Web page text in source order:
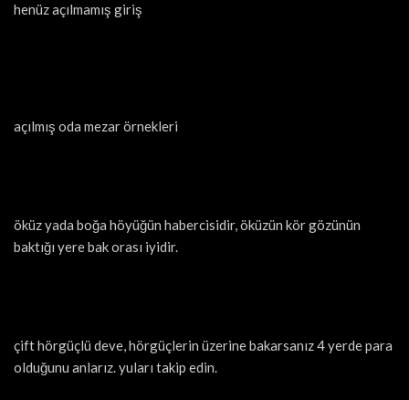
henüz açılmamış giriş
açılmış oda mezar örnekleri
öküz yada boğa höyüğün habercisidir, öküzün kör gözünün
baktığı yere bak orası iyidir.
çift hörgüçlü deve, hörgüçlerin üzerine bakarsanız 4 yerde para
olduğunu anlarız. yuları takip edin.